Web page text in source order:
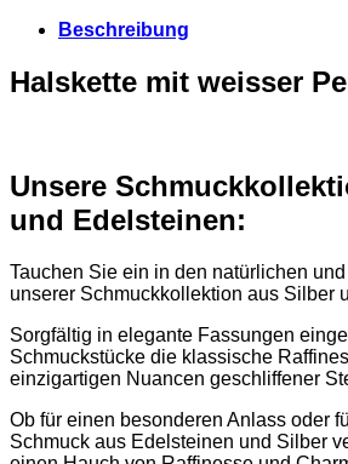
Beschreibung
Halskette mit weisser
Unsere
und Edelsteinen:
Tauchen Sie ein in den natürlichen
unserer Schmuckkollektion aus Silber
Sorgfältig in elegante Fassungen
Schmuckstücke die klassische
einzigartigen Nuancen geschliffener
Ob für einen besonderen Anlass oder
Schmuck aus Edelsteinen und Silber